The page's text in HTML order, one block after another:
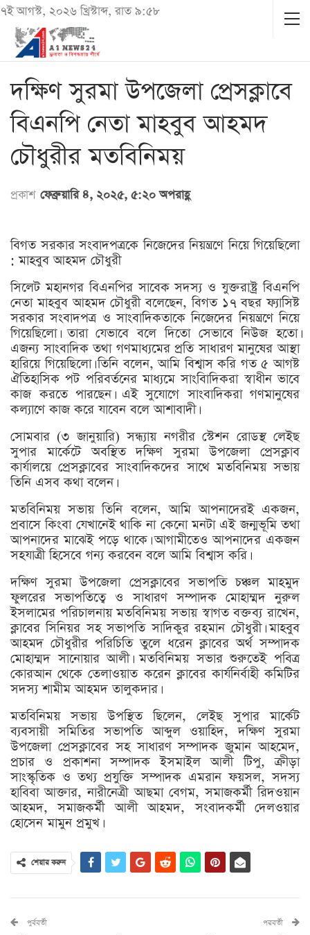
৭ই আগস্ট, ২০২৬ খ্রিস্টাব্দ, রাত ৯:৫৮
দক্ষিণ সুরমা উপজেলা প্রেসক্লাবে
বিএনপি নেতা মাহবুব আহমদ
চৌধুরীর মতবিনিময়
প্রকাশ ফেব্রুয়ারি ৪, ২০২৫, ৫:২০ অপরাহ্ণ
বিগত সরকার সংবাদপত্রকে নিজেদের নিয়ন্ত্রণে নিয়ে গিয়েছিলো
: মাহবুব আহমদ চৌধুরী
সিলেট মহানগর বিএনপির সাবেক সদস্য ও যুক্তরাষ্ট্র বিএনপি
নেতা মাহবুব আহমদ চৌধুরী বলেছেন, বিগত ১৭ বছর ফ্যাসিষ্ট
সরকার সংবাদপত্র ও সাংবাদিকতাকে নিজেদের নিয়ন্ত্রণে নিয়ে
গিয়েছিলো। তারা যেভাবে বলে দিতো সেভাবে নিউজ হতো।
এজন্য সাংবাদিক তথা গণমাধ্যমের প্রতি সাধারণ মানুষের আস্থা
হারিয়ে গিয়েছিলো। তিনি বলেন, আমি বিশ্বাস করি গত ৫ আগষ্ট
ঐতিহাসিক পট পরিবর্তনের মাধ্যমে সাংবিাদিকরা স্বাধীন ভাবে
কাজ করতে পারছেন। এই সুযোগে সাংবাদিকরা গণমানুষের
কল্যাণে কাজ করে যাবেন বলে আশাবাদী।
সোমবার (৩ জানুয়ারি) সন্ধ্যায় নগরীর স্টেশন রোডস্থ লেইছ
সুপার মার্কেটে অবস্থিত দক্ষিণ সুরমা উপজেলা প্রেসক্লাব
কার্যালয়ে প্রেসক্লাবের সাংবাদিকদের সাথে মতবিনিময় সভায়
তিনি এসব কথা বলেন।
মতবিনিময় সভায় তিনি বলেন, আমি আপনাদেরই একজন,
প্রবাসে কিংবা যেখানেই থাকি না কেনো মনটা এই জন্মভূমি তথা
আপনাদের মাঝেই পড়ে থাকে। আগামীতেও আপনাদের একজন
সহযাত্রী হিসেবে গন্য করবেন বলে আমি বিশ্বাস করি।
দক্ষিণ সুরমা উপজেলা প্রেসক্লাবের সভাপতি চঞ্চল মাহমুদ
ফুলরের সভাপতিত্বে ও সাধারণ সম্পাদক মোহাম্মদ নুরুল
ইসলামের পরিচালনায় মতবিনিময় সভায় স্বাগত বক্তব্য রাখেন,
ক্লাবের সিনিয়র সহ সভাপতি সাদিকুর রহমান চৌধুরী। মাহবুব
আহমদ চৌধুরীর পরিচিতি তুলে ধরেন ক্লাবের অর্থ সম্পাদক
মোহাম্মদ সানোয়ার আলী। মতবিনিময় সভার শুরুতেই পবিত্র
কোরআন থেকে তেলাওয়াত করেন ক্লাবের কার্যনির্বাহী কমিটির
সদস্য শামীম আহমদ তালুকদার।
মতবিনিময় সভায় উপস্থিত ছিলেন, লেইছ সুপার মার্কেট
ব্যবসায়ী সমিতির সভাপতি আব্দুল ওয়াহিদ, দক্ষিণ সুরমা
উপজেলা প্রেসক্লাবের সহ সাধারণ সম্পাদক জুমান আহমেদ,
প্রচার ও প্রকাশনা সম্পাদক ইসমাইল আলী টিপু, ক্রীড়া
সাংস্কৃতিক ও তথ্য প্রযুক্তি সম্পাদক এমরান ফয়সল, সদস্য
হাবিবা আক্তার, নারীনেত্রী আছমা বেগম, সমাজকর্মী রিদওয়ান
আহমদ, সমাজকর্মী আলী আহমদ, সংবাদকর্মী দেলওয়ার
হোসেন মামুন প্রমুখ।
শেয়ার করুন
পুর্ববর্তী পরবর্তী